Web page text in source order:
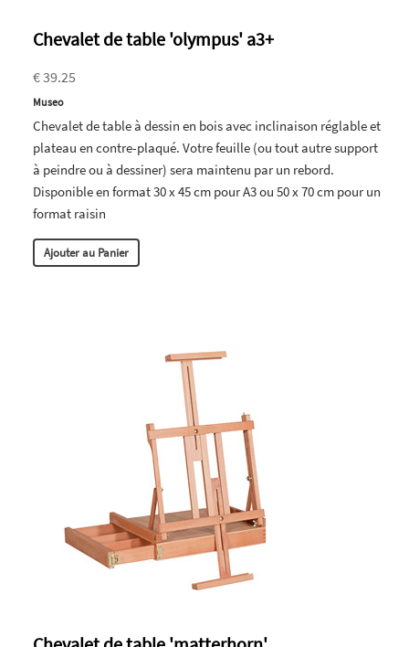
Chevalet de table 'olympus' a3+
€ 39.25
Museo
Chevalet de table à dessin en bois avec inclinaison réglable et
plateau en contre-plaqué. Votre feuille (ou tout autre support
à peindre ou à dessiner) sera maintenu par un rebord.
Disponible en format 30 x 45 cm pour A3 ou 50 x 70 cm pour un
format raisin
Ajouter au Panier